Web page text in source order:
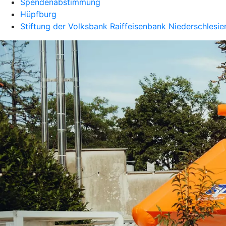
Spendenabstimmung
Hüpfburg
Stiftung der Volksbank Raiffeisenbank